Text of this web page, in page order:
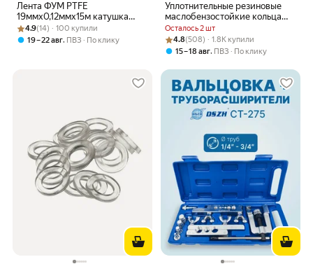
Лента ФУМ PTFE
19ммх0,12ммх15м катушка
среда: вода SantechSystems
Рейтинг товара: 4.9 из 5
Оценок: (14) · 100 купили
4.9(14) · 100 купили
19 – 22 авг, ПВЗ По клику
Уплотнительные резиновые
маслобензостойкие кольца
набор 200 шт./Набор
уплотнительных резиновых
прокладок
Осталось 2 шт
Рейтинг товара: 4.8 из 5
Оценок: (508) · 1.8K купили
4.8(508) · 1.8K купили
15 – 18 авг, ПВЗ По клику